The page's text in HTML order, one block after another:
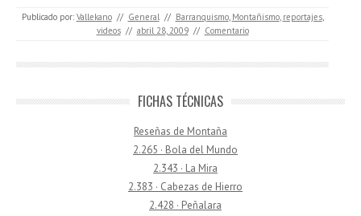
Publicado por: Vallekano // General // Barranquismo, Montañismo, reportajes,
videos // abril 28, 2009 // Comentario
FICHAS TÉCNICAS
Reseñas de Montaña
2.265 · Bola del Mundo
2.343 · La Mira
2.383 · Cabezas de Hierro
2.428 · Peñalara